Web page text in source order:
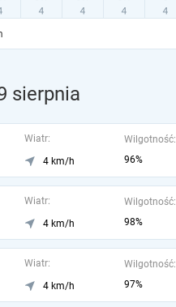
sierpnia
Wiatr:
4 km/h
Wilgotność:
96%
Wiatr:
4 km/h
Wilgotność:
98%
Wiatr:
4 km/h
Wilgotność:
97%